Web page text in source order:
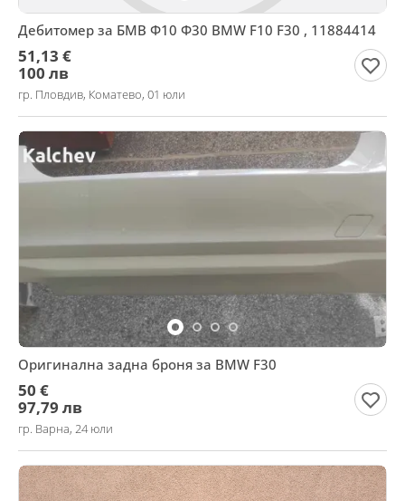
Дебитомер за БМВ Ф10 Ф30 BMW F10 F30 , 11884414
51,13 €
100 лв
гр. Пловдив, Коматево, 01 юли
Оригинална задна броня за BMW F30
50 €
97,79 лв
гр. Варна, 24 юли